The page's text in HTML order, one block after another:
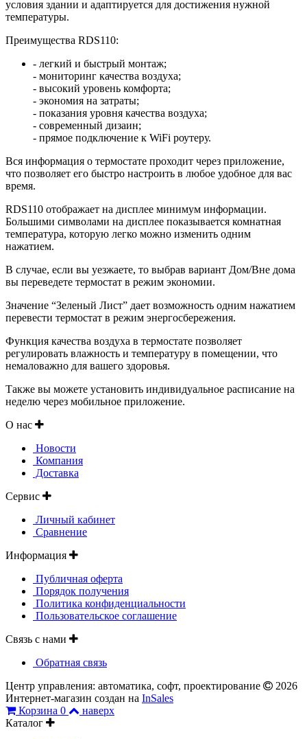
условия здании и адаптируется для достижения нужной
температуры.
Преимущества RDS110:
- легкий и быстрый монтаж;
- мониторинг качества воздуха;
- высокий уровень комфорта;
- экономия на затраты;
- показания уровня качества воздуха;
- современный дизаин;
- прямое подключение к WiFi роутеру.
Вся информация о термостате проходит через приложение,
что позволяет его быстро настроить в любое удобное для вас
время.
RDS110 отображает на дисплее минимум информации.
Большими символами на дисплее показывается комнатная
температура, которую легко можно изменить одним
нажатием.
В случае, если вы уезжаете, то выбрав вариант Дом/Вне дома
вы переведете термостат в режим экономии.
Значение “Зеленый Лист” дает возможность одним нажатием
перевести термостат в режим энергосбережения.
Функция качества воздуха в термостате позволяет
регулировать влажность и температуру в помещении, что
немаловажно для вашего здоровья.
Также вы можете установить индивидуальное расписание на
неделю через мобильное приложение.
О нас
Новости
Компания
Доставка
Сервис
Личный кабинет
Сравнение
Информация
Публичная оферта
Порядок получения
Политика конфиденциальности
Пользовательское соглашение
Связь с нами
Обратная связь
Центр управления: автоматика, софт, проектирование
2026
Интернет-магазин создан на InSales
Корзина 0
наверх
Каталог